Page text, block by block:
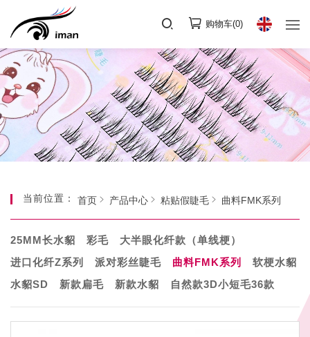
购物车(0)
当前位置： 首页 产品中心 粘贴假睫毛 曲料FMK系列
25MM长水貂 彩毛
大半眼化纤款（单线梗）
进口化纤Z系列
派对彩丝睫毛 曲料FMK系列
软梗水貂
水貂SD
新款扁毛 新款水貂 自然款3D小短毛36款